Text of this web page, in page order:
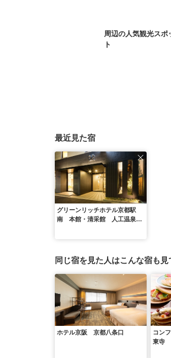
周辺の人気観光スポ
ト
最近見た宿
グリーンリッチホテル京都駅
南 本館・清采館 人工温泉・
同じ宿を見た人はこんな宿も見
ホテル京阪 京都八条口
コン
東寺